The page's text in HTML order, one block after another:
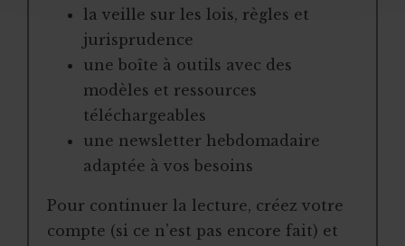
la veille sur les lois, règles et
jurisprudence
une boîte à outils avec des
modèles et ressources
téléchargeables
une newsletter hebdomadaire
adaptée à vos besoins
Pour continuer la lecture, créez votre
compte (si ce n’est pas encore fait) et